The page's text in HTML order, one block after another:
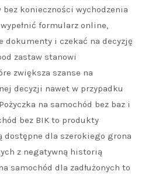
konieczności wychodzenia
formularz online,
dokumenty i czekać na decyzję
zastaw stanowi
zwiększa szanse na
decyzji nawet w przypadku
na samochód bez baz i
bez BIK to produkty
dostępne dla szerokiego grona
z negatywną historią
samochód dla zadłużonych to